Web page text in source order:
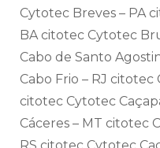
Cytotec Breves – PA
BA citotec Cytotec
Cabo de Santo
Cabo Frio – RJ citotec
citotec Cytotec
Cáceres – MT citotec